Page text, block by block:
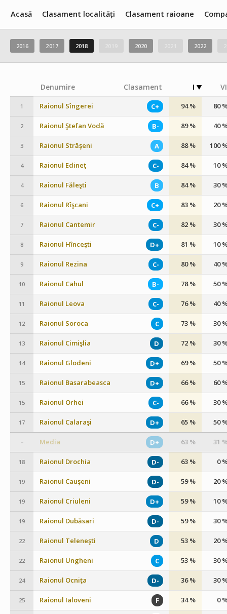
Acasă Clasament localități Clasament raioane
2016 2017 2018 2020 2022
Denumire Clasament I VI
1 Raionul Sîngerei C+ 94 % 80
2 Raionul Ştefan Vodă B- 89 % 40
3 Raionul Străşeni A 88 % 100
4 Raionul Edineţ C- 84 % 10
4 Raionul Făleşti B 84 % 30
6 Raionul Rîşcani C+ 83 % 20
7 Raionul Cantemir C- 82 % 30
8 Raionul Hînceşti D+ 81 % 10
9 Raionul Rezina C- 80 % 40
10 Raionul Cahul B- 78 % 50
11 Raionul Leova C- 76 % 40
12 Raionul Soroca C 73 % 30
13 Raionul Cimişlia D 72 % 30
14 Raionul Glodeni D+ 69 % 50
15 Raionul Basarabeasca D+ 66 % 60
15 Raionul Orhei C- 66 % 30
17 Raionul Calaraşi D+ 65 % 50
– Media D+ 63 % 31
18 Raionul Drochia D- 63 % 0
19 Raionul Cauşeni D- 59 % 20
19 Raionul Criuleni D+ 59 % 10
19 Raionul Dubăsari D- 59 % 30
22 Raionul Teleneşti D 53 % 20
22 Raionul Ungheni C 53 % 30
24 Raionul Ocniţa D- 36 % 30
25 Raionul Ialoveni F 34 % 0